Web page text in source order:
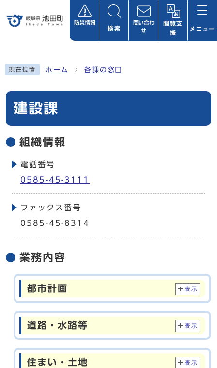
防災情報
検索
問い合わ
せ
閲覧支
援
メニュー
現在位置 ホーム 各課の窓口
建設課
組織情報
電話番号
0585-45-3111
ファックス番号
0585-45-8314
業務内容
都市計画 表示
道路・水路等 表示
住まい・土地 表示